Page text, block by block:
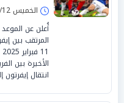
الخميس 12/ديسمبر/2024 - 09:32 م
أُعلن عن
المرتقب بين
الأخيرة بين
انتقال